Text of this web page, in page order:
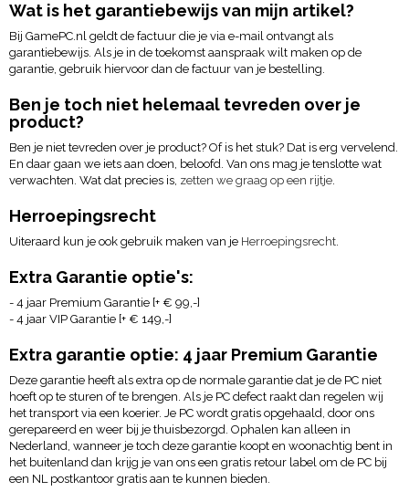
Wat is het garantiebewijs van mijn artikel?
Bij GamePC.nl geldt de factuur die je via e-mail ontvangt als
garantiebewijs. Als je in de toekomst aanspraak wilt maken op de
garantie, gebruik hiervoor dan de factuur van je bestelling.
Ben je toch niet helemaal tevreden over je
product?
Ben je niet tevreden over je product? Of is het stuk? Dat is erg vervelend.
En daar gaan we iets aan doen, beloofd. Van ons mag je tenslotte wat
verwachten. Wat dat precies is, zetten we graag op een rijtje.
Herroepingsrecht
Uiteraard kun je ook gebruik maken van je Herroepingsrecht.
Extra Garantie optie's:
- 4 jaar Premium Garantie [+ € 99,-]
- 4 jaar VIP Garantie [+ € 149,-]
Extra garantie optie: 4 jaar Premium Garantie
Deze garantie heeft als extra op de normale garantie dat je de PC niet
hoeft op te sturen of te brengen. Als je PC defect raakt dan regelen wij
het transport via een koerier. Je PC wordt gratis opgehaald, door ons
gerepareerd en weer bij je thuisbezorgd. Ophalen kan alleen in
Nederland, wanneer je toch deze garantie koopt en woonachtig bent in
het buitenland dan krijg je van ons een gratis retour label om de PC bij
een NL postkantoor gratis aan te kunnen bieden.